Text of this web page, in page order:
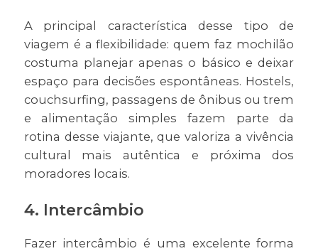
A principal característica desse tipo de
viagem é a flexibilidade: quem faz mochilão
costuma planejar apenas o básico e deixar
espaço para decisões espontâneas. Hostels,
couchsurfing, passagens de ônibus ou trem
e alimentação simples fazem parte da
rotina desse viajante, que valoriza a vivência
cultural mais autêntica e próxima dos
moradores locais.
4. Intercâmbio
Fazer intercâmbio é uma excelente forma